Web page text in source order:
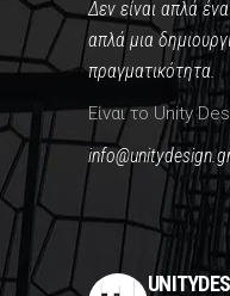
Δεν είναι απλά
απλά μια
πραγματικότητα.
Είναι το Unity